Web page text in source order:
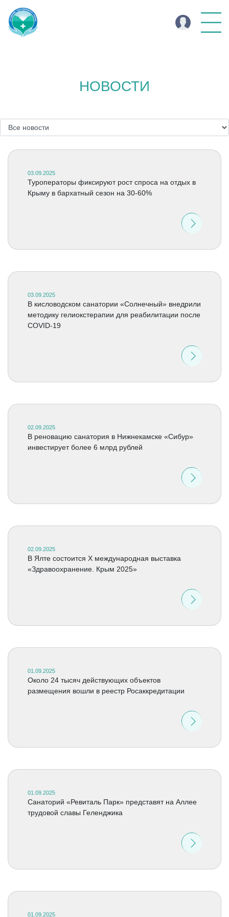
НОВОСТИ
03.09.2025
Туроператоры фиксируют рост спроса на отдых в
Крыму в бархатный сезон на 30-60%
03.09.2025
В кисловодском санатории «Солнечный» внедрили
методику гелиокстерапии для реабилитации после
COVID-19
02.09.2025
В реновацию санатория в Нижнекамске «Сибур»
инвестирует более 6 млрд рублей
02.09.2025
В Ялте состоится X международная выставка
«Здравоохранение. Крым 2025»
01.09.2025
Около 24 тысяч действующих объектов
размещения вошли в реестр Росаккредитации
01.09.2025
Санаторий «Ревиталь Парк» представят на Аллее
трудовой славы Геленджика
01.09.2025